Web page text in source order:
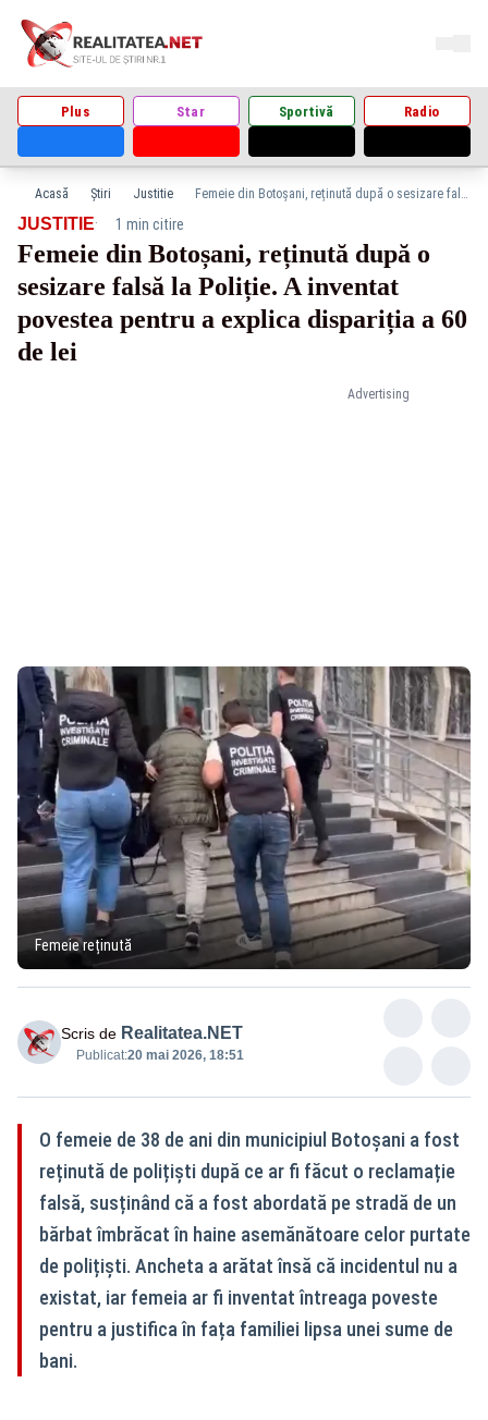
Plus Star Sportivă Radio
Acasă Știri Justitie Femeie din Botoșani, reținută după o sesizare falsă la Poliție. A inventat povestea pentru a explica dispariția a 60 de lei
Advertising
JUSTITIE· 1 min citire
Femeie din Botoșani, reținută după o
sesizare falsă la Poliție. A inventat
povestea pentru a explica dispariția a 60
de lei
Femeie reținută
Scris de Realitatea.NET
Publicat:20 mai 2026, 18:51
O femeie de 38 de ani din municipiul Botoșani a fost
reținută de polițiști după ce ar fi făcut o reclamație
falsă, susținând că a fost abordată pe stradă de un
bărbat îmbrăcat în haine asemănătoare celor purtate
de polițiști. Ancheta a arătat însă că incidentul nu a
existat, iar femeia ar fi inventat întreaga poveste
pentru a justifica în fața familiei lipsa unei sume de
bani.